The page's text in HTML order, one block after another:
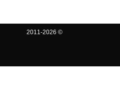
2011-2026 ©